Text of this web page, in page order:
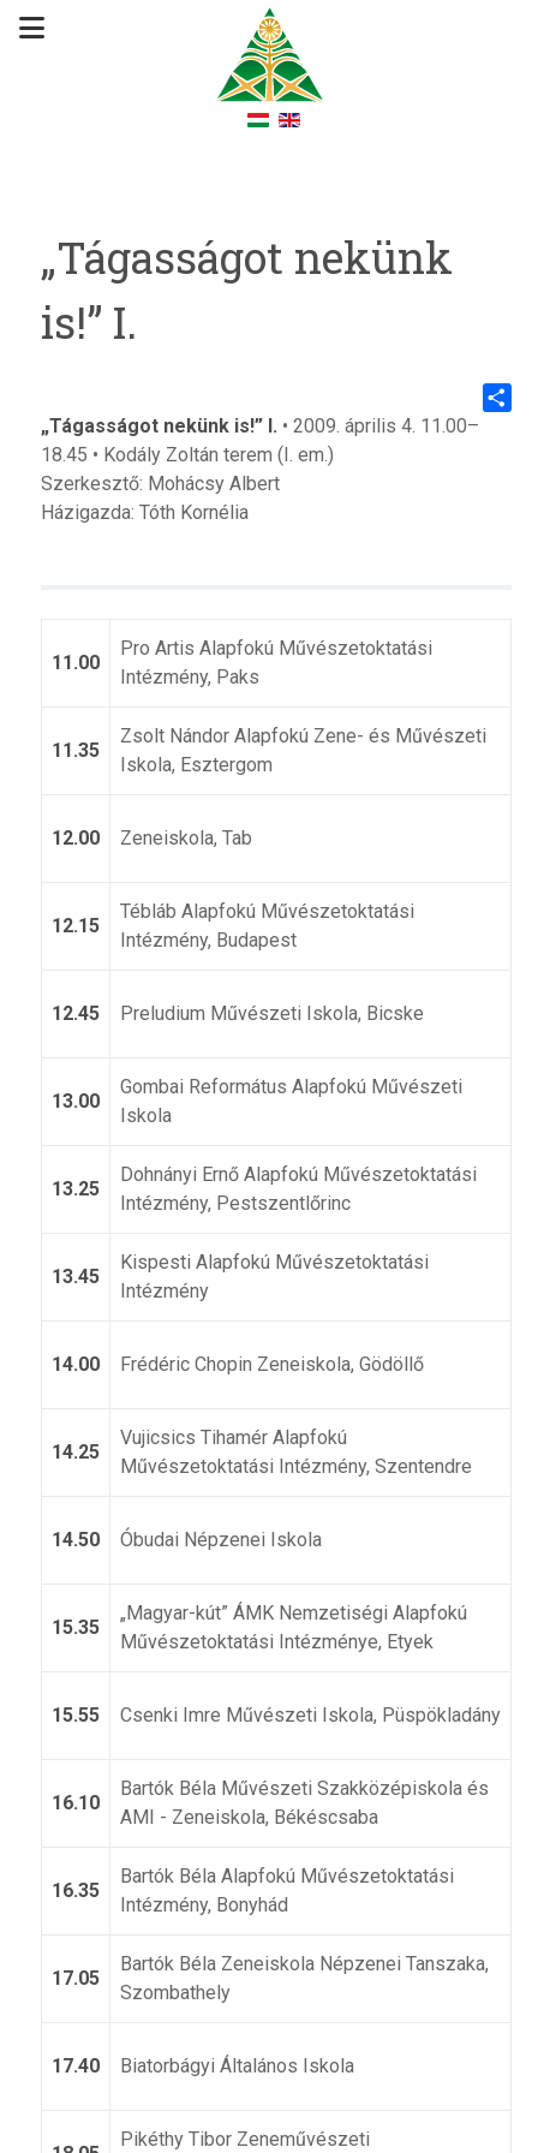
„Tágasságot nekünk
is!” I.
„Tágasságot nekünk is!” I. • 2009. április 4. 11.00–
18.45 • Kodály Zoltán terem (I. em.)
Szerkesztő: Mohácsy Albert
Házigazda: Tóth Kornélia
11.00
Pro Artis Alapfokú Művészetoktatási
Intézmény, Paks
11.35
Zsolt Nándor Alapfokú Zene- és Művészeti
Iskola, Esztergom
12.00 Zeneiskola, Tab
12.15
Tébláb Alapfokú Művészetoktatási
Intézmény, Budapest
12.45 Preludium Művészeti Iskola, Bicske
13.00
Gombai Református Alapfokú Művészeti
Iskola
13.25
Dohnányi Ernő Alapfokú Művészetoktatási
Intézmény, Pestszentlőrinc
13.45
Kispesti Alapfokú Művészetoktatási
Intézmény
14.00 Frédéric Chopin Zeneiskola, Gödöllő
14.25
Vujicsics Tihamér Alapfokú
Művészetoktatási Intézmény, Szentendre
14.50 Óbudai Népzenei Iskola
15.35
„Magyar-kút” ÁMK Nemzetiségi Alapfokú
Művészetoktatási Intézménye, Etyek
15.55 Csenki Imre Művészeti Iskola, Püspökladány
16.10
Bartók Béla Művészeti Szakközépiskola és
AMI - Zeneiskola, Békéscsaba
16.35
Bartók Béla Alapfokú Művészetoktatási
Intézmény, Bonyhád
17.05
Bartók Béla Zeneiskola Népzenei Tanszaka,
Szombathely
17.40 Biatorbágyi Általános Iskola
Pikéthy Tibor Zeneművészeti